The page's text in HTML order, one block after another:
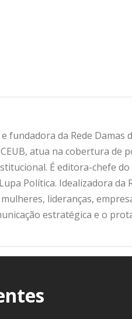
fundadora da Rede Damas
atua na cobertura de
É editora-chefe
Política. Idealizadora da
lideranças,
estratégica e o